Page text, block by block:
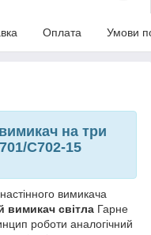
Оплата Умови
на три
C702-15
вимикача
вимикач світла Гарне
роботи аналогічний